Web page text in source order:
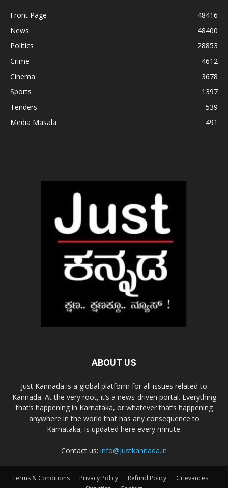
Front Page
48416
News
48400
Politics
28853
Crime
4612
Cinema
3678
Sports
1397
Tenders
539
Media Masala
491
ABOUT US
Just Kannada is a global platform for all issues related to
Kannada. At the very root, it’s a news-driven portal. Everything
that’s happening in Karnataka, or whatever that’s happening
anywhere in the world that has any consequence to
Karnataka, is updated here every minute.
Contact us: info@justkannada.in
Terms & Conditions Privacy Policy Refund Policy
Grievances